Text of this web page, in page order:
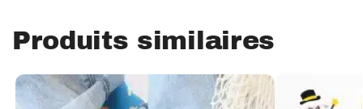
Produits similaires